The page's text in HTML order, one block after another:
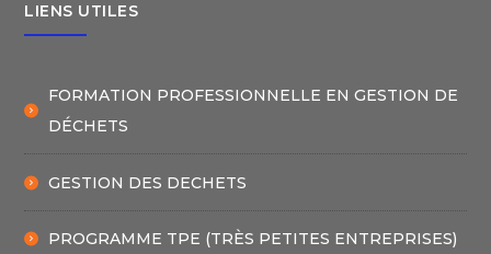
LIENS UTILES
FORMATION PROFESSIONNELLE EN GESTION DE
DÉCHETS
GESTION DES DECHETS
PROGRAMME TPE (TRÈS PETITES ENTREPRISES)